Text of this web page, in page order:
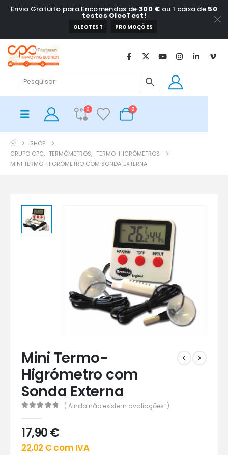
Envio Gratuito para Encomendas de 300 € ou 1 caixa de 50
testes OleoTest!
OLEOTEST PROMOÇÕES
0 0
SHOP
GRUPO CPC, TERMÓMETROS, TERMO-HIGRÓMETROS
MINI TERMO-HIGRÓMETRO COM SONDA EXTERNA
Mini Termo-
Higrómetro com
Sonda Externa
( Ainda não existem avaliações. )
17,90€
22,02 €com IVA